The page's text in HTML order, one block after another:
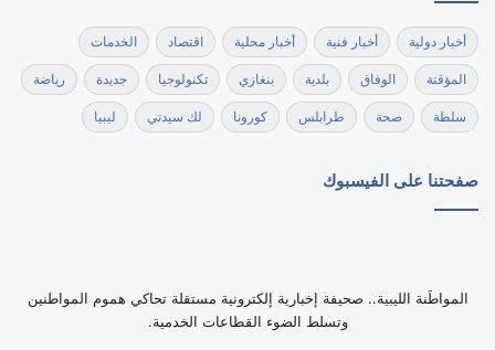
أخبار دولية أخبار فنية أخبار محلية اقتصاد الخدمات
المؤقتة الوفاق بلدية بنغازي تكنولوجيا جديدة رياضة
سلطة صحة طرابلس كورونا لك سيدتي ليبيا
صفحتنا على الفيسبوك
‏المواطَنة الليبية.. صحيفة إخبارية إلكترونية مستقلة تحاكي هموم المواطنين
وتسلط الضوء القطاعات الخدمية.